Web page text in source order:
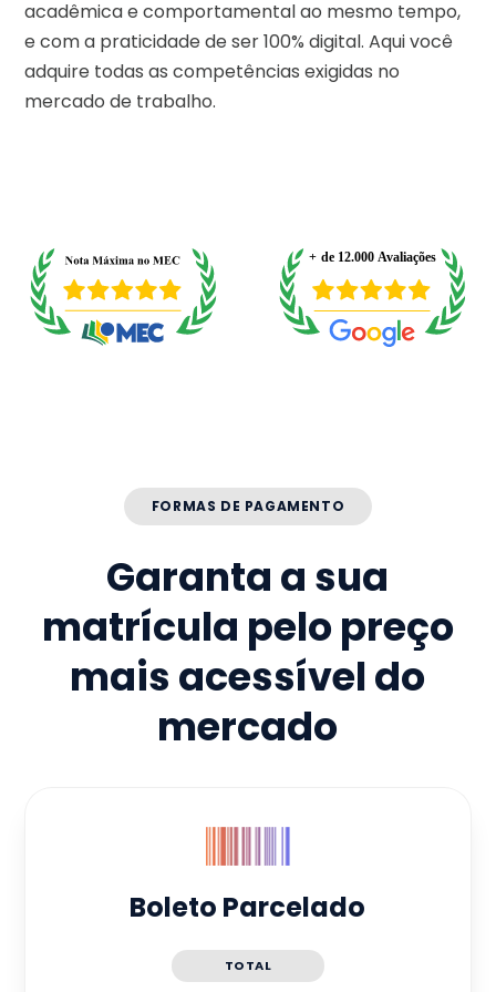
acadêmica e comportamental ao mesmo tempo,
e com a praticidade de ser 100% digital. Aqui você
adquire todas as competências exigidas no
mercado de trabalho.
FORMAS DE PAGAMENTO
Garanta a sua
matrícula pelo preço
mais acessível do
mercado
Boleto Parcelado
TOTAL